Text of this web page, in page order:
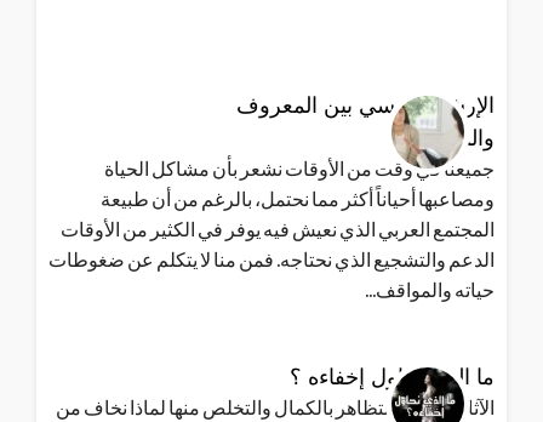
الإرشاد النفسي بين المعروف
والمجهول
جميعنا في وقت من الأوقات نشعر بأن مشاكل الحياة
ومصاعبها أحياناً أكثر مما نحتمل، بالرغم من أن طبيعة
المجتمع العربي الذي نعيش فيه يوفر في الكثير من الأوقات
الدعم والتشجيع الذي نحتاجه. فمن منا لا يتكلم عن ضغوطات
حياته والمواقف...
ما الذي نحاول إخفاءه ؟
الآثار السلبية للتظاهر بالكمال والتخلص منها لماذا نخاف من